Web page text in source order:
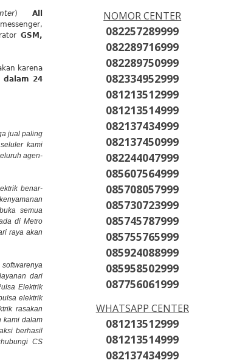
)All
GSM,
karena
dalam 24
jual paling
kami
agen-
benar-
semua
di Metro
raya akan
dari
Elektrik
elektrik
rasakan
kami dalam
berhasil
CS
NOMOR CENTER
082257289999
082289716999
082289750999
082334952999
081213512999
081213514999
082137434999
082137450999
082244047999
085607564999
085708057999
085730723999
085745787999
085755765999
085924088999
085958502999
087756061999
WHATSAPP CENTER
081213512999
081213514999
082137434999